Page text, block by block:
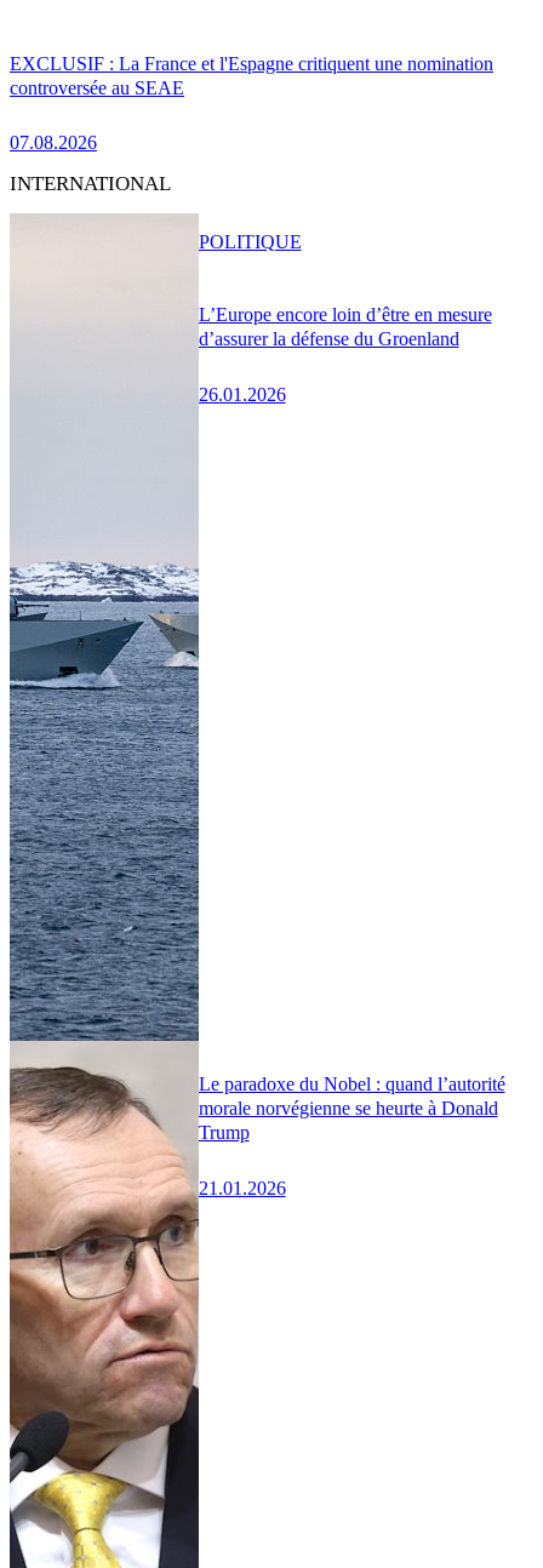
EXCLUSIF : La France et l'Espagne critiquent une nomination
controversée au SEAE
07.08.2026
INTERNATIONAL
L’Europe encore loin d’être en mesure
d’assurer la défense du Groenland
26.01.2026
POLITIQUE
Le paradoxe du Nobel : quand l’autorité
morale norvégienne se heurte à Donald
Trump
21.01.2026